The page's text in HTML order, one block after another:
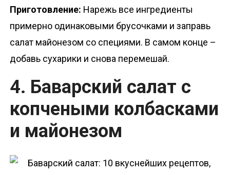
Приготовление: Нарежь все ингредиенты
примерно одинаковыми брусочками и заправь
салат майонезом со специями. В самом конце –
добавь сухарики и снова перемешай.
4. Баварский салат с
копчеными колбасками
и майонезом